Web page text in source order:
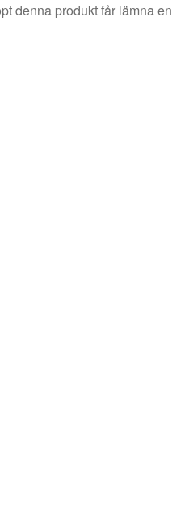
denna produkt får lämna en